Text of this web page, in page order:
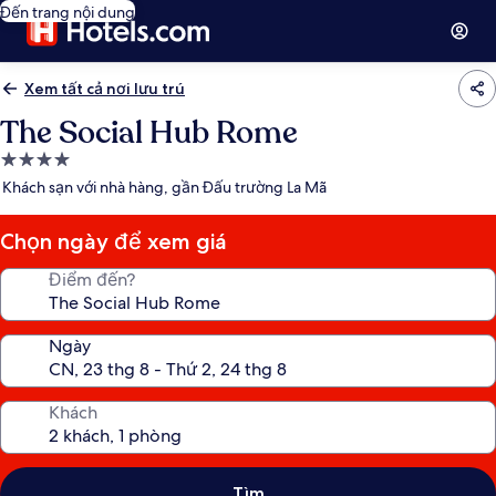
Đến trang nội dung
Xem tất cả nơi lưu trú
The Social Hub Rome
Nơi
lưu
4.0
sao
Khách sạn với nhà hàng, gần Đấu trường La Mã
Chọn ngày để xem giá
Điểm đến?
Ngày
Khách